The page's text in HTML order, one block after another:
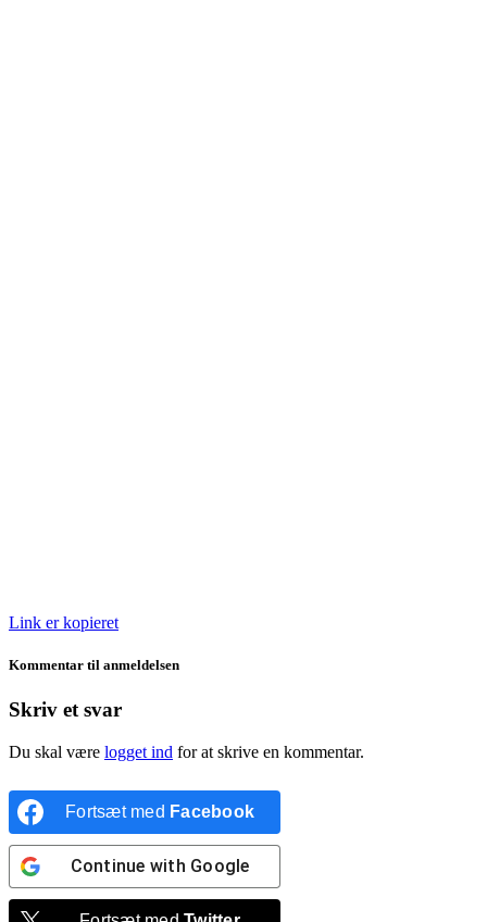
Link er kopieret
Kommentar til anmeldelsen
Skriv et svar
Du skal være logget ind for at skrive en kommentar.
Fortsæt med Facebook
Continue with Google